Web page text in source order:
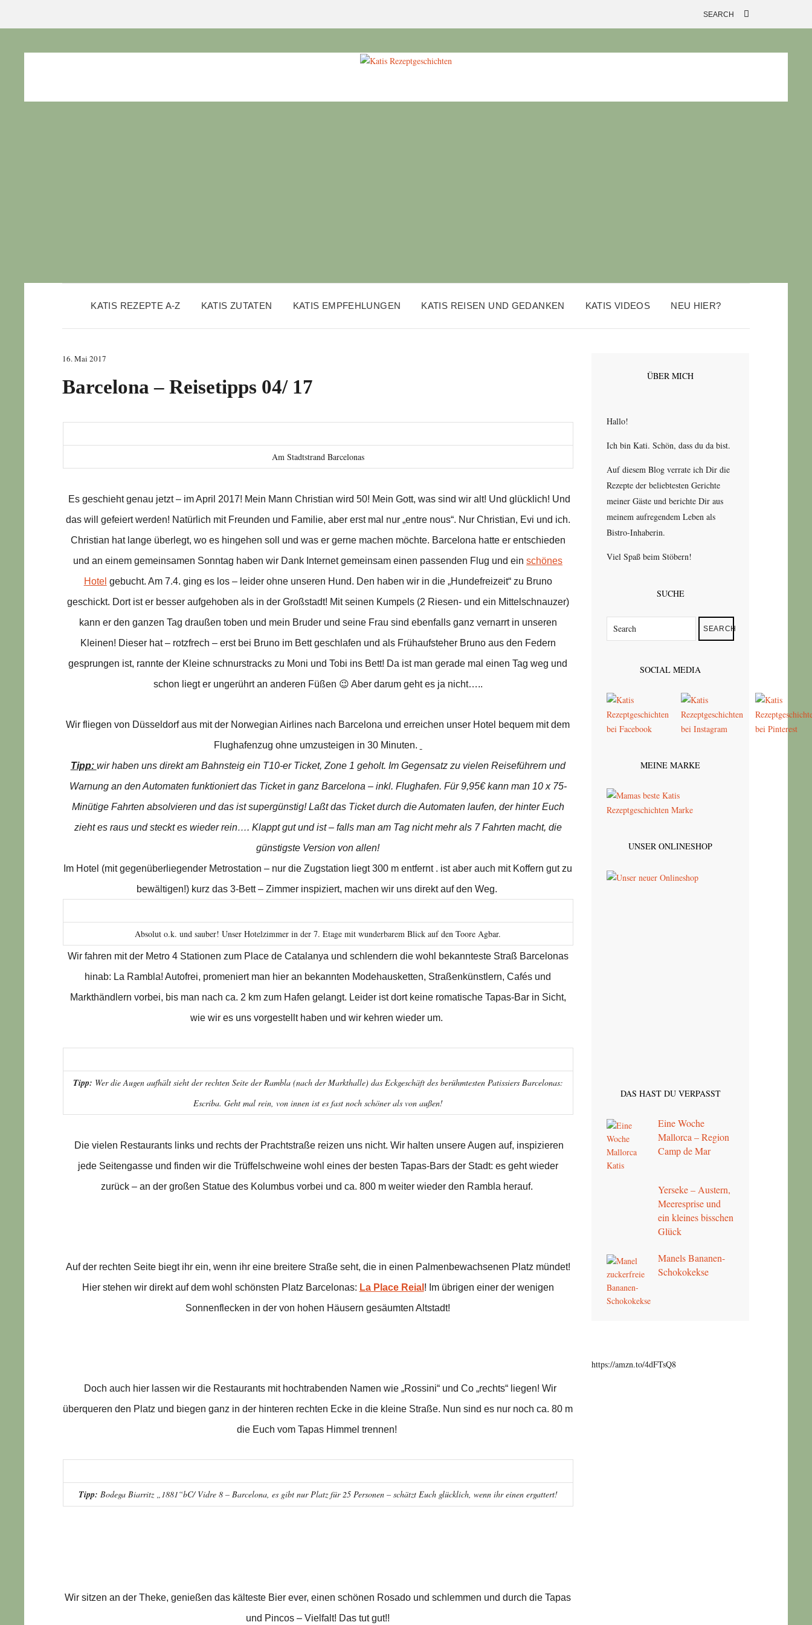
KATIS REZEPTE A-Z KATIS ZUTATEN KATIS EMPFEHLUNGEN KATIS REISEN UND GEDANKEN KATIS VIDEOS NEU HIER?
16. Mai 2017
Barcelona – Reisetipps 04/ 17
Am Stadtstrand Barcelonas
Es geschieht genau jetzt – im April 2017! Mein Mann Christian wird 50! Mein Gott, was sind wir alt! Und glücklich! Und
das will gefeiert werden! Natürlich mit Freunden und Familie, aber erst mal nur „entre nous“. Nur Christian, Evi und ich.
Christian hat lange überlegt, wo es hingehen soll und was er gerne machen möchte. Barcelona hatte er entschieden
und an einem gemeinsamen Sonntag haben wir Dank Internet gemeinsam einen passenden Flug und einschönes
Hotel gebucht. Am 7.4. ging es los – leider ohne unseren Hund. Den haben wir in die „Hundefreizeit“ zu Bruno
geschickt. Dort ist er besser aufgehoben als in der Großstadt! Mit seinen Kumpels (2 Riesen- und ein Mittelschnauzer)
kann er den ganzen Tag draußen toben und mein Bruder und seine Frau sind ebenfalls ganz vernarrt in unseren
Kleinen! Dieser hat – rotzfrech – erst bei Bruno im Bett geschlafen und als Frühaufsteher Bruno aus den Federn
gesprungen ist, rannte der Kleine schnurstracks zu Moni und Tobi ins Bett! Da ist man gerade mal einen Tag weg und
schon liegt er ungerührt an anderen Füßen 😉 Aber darum geht es ja nicht…..
Wir fliegen von Düsseldorf aus mit der Norwegian Airlines nach Barcelona und erreichen unser Hotel bequem mit dem
Flughafenzug ohne umzusteigen in 30 Minuten.
Tipp: wir haben uns direkt am Bahnsteig ein T10-er Ticket, Zone 1 geholt. Im Gegensatz zu vielen Reiseführern und
Warnung an den Automaten funktioniert das Ticket in ganz Barcelona – inkl. Flughafen. Für 9,95€ kann man 10 x 75-
Minütige Fahrten absolvieren und das ist supergünstig! Laßt das Ticket durch die Automaten laufen, der hinter Euch
zieht es raus und steckt es wieder rein…. Klappt gut und ist – falls man am Tag nicht mehr als 7 Fahrten macht, die
günstigste Version von allen!
Im Hotel (mit gegenüberliegender Metrostation – nur die Zugstation liegt 300 m entfernt . ist aber auch mit Koffern gut zu
bewältigen!) kurz das 3-Bett – Zimmer inspiziert, machen wir uns direkt auf den Weg.
Absolut o.k. und sauber! Unser Hotelzimmer in der 7. Etage mit wunderbarem Blick auf den Toore Agbar.
Wir fahren mit der Metro 4 Stationen zum Place de Catalanya und schlendern die wohl bekannteste Straß Barcelonas
hinab: La Rambla! Autofrei, promeniert man hier an bekannten Modehausketten, Straßenkünstlern, Cafés und
Markthändlern vorbei, bis man nach ca. 2 km zum Hafen gelangt. Leider ist dort keine romatische Tapas-Bar in Sicht,
wie wir es uns vorgestellt haben und wir kehren wieder um.
Tipp: Wer die Augen aufhält sieht der rechten Seite der Rambla (nach der Markthalle) das Eckgeschäft des berühmtesten Patissiers Barcelonas:
Escriba. Geht mal rein, von innen ist es fast noch schöner als von außen!
Die vielen Restaurants links und rechts der Prachtstraße reizen uns nicht. Wir halten unsere Augen auf, inspizieren
jede Seitengasse und finden wir die Trüffelschweine wohl eines der besten Tapas-Bars der Stadt: es geht wieder
zurück – an der großen Statue des Kolumbus vorbei und ca. 800 m weiter wieder den Rambla herauf.
Auf der rechten Seite biegt ihr ein, wenn ihr eine breitere Straße seht, die in einen Palmenbewachsenen Platz mündet!
Hier stehen wir direkt auf dem wohl schönsten Platz Barcelonas: La Place Reial ! Im übrigen einer der wenigen
Sonnenflecken in der von hohen Häusern gesäumten Altstadt!
Doch auch hier lassen wir die Restaurants mit hochtrabenden Namen wie „Rossini“ und Co „rechts“ liegen! Wir
überqueren den Platz und biegen ganz in der hinteren rechten Ecke in die kleine Straße. Nun sind es nur noch ca. 80 m
die Euch vom Tapas Himmel trennen!
Tipp: Bodega Biarritz „1881“bC/ Vidre 8 – Barcelona, es gibt nur Platz für 25 Personen – schätzt Euch glücklich, wenn ihr einen ergattert!
Wir sitzen an der Theke, genießen das kälteste Bier ever, einen schönen Rosado und schlemmen und durch die Tapas
und Pincos – Vielfalt! Das tut gut!!
ÜBER MICH
Hallo!
Ich bin Kati. Schön, dass du da bist.
Auf diesem Blog verrate ich Dir die
Rezepte der beliebtesten Gerichte
meiner Gäste und berichte Dir aus
meinem aufregendem Leben als
Bistro-Inhaberin.
Viel Spaß beim Stöbern!
SUCHE
SEARCH
SOCIAL MEDIA
MEINE MARKE
UNSER ONLINESHOP
DAS HAST DU VERPASST
Eine Woche
Mallorca – Region
Camp de Mar
Yerseke – Austern,
Meeresprise und
ein kleines bisschen
Glück
Manels Bananen-
Schokokekse
https://amzn.to/4dFTsQ8